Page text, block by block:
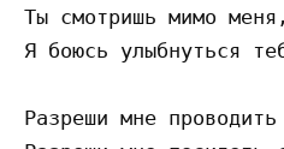
Ты смотришь мимо
Я боюсь улыбнуться
Разреши мне